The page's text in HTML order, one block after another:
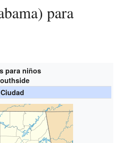
para niños
Ciudad